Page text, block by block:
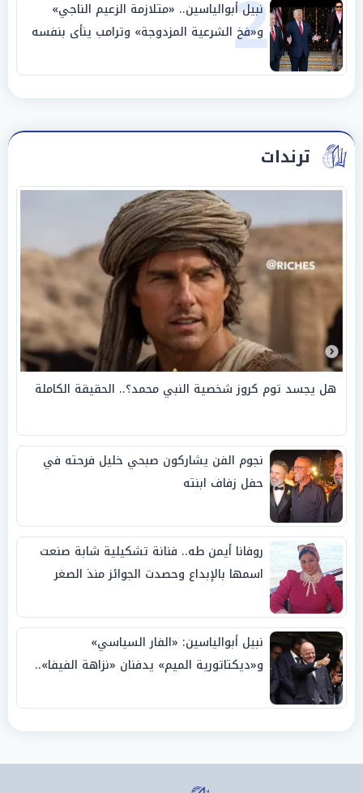
2
نبيل أبوالياسين.. «متلازمة الزعيم الناجي»
و«فخ الشرعية المزدوجة» وترامب ينأى بنفسه
وحليفه في «ميتم استراتيجي»
ترندات
هل يجسد توم كروز شخصية النبي محمد؟.. الحقيقة الكاملة
نجوم الفن يشاركون صبحي خليل فرحته في
حفل زفاف ابنته
روفانا أيمن طه.. فنانة تشكيلية شابة صنعت
اسمها بالإبداع وحصدت الجوائز منذ الصغر
نبيل أبوالياسين: «الفار السياسي»
و«ديكتاتورية الميم» يدفنان «نزاهة الفيفا»..